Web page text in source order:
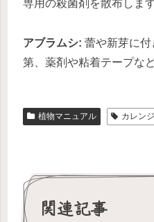
専用の殺菌剤を散布します
アブラムシ: 蕾や新芽に
第、薬剤や粘着テープな
植物マニュアル カレン
関連記事